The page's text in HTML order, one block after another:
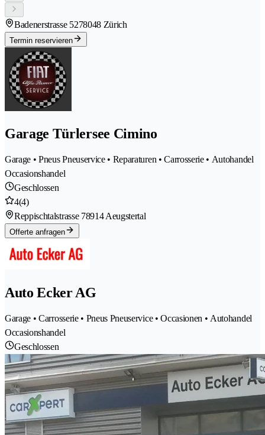
Badenerstrasse 5278048 Zürich
Termin reservieren
Garage Türlersee Cimino
Garage • Pneus Pneuservice • Reparaturen • Carrosserie • Autohandel
Occasionshandel
Geschlossen
4(4)
Reppischtalstrasse 78914 Aeugstertal
Offerte anfragen
Auto Ecker AG
Garage • Carrosserie • Pneus Pneuservice • Occasionen • Autohandel
Occasionshandel
Geschlossen